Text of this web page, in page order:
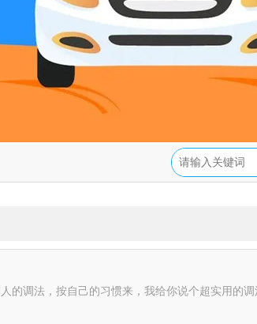
调法，按自己的习惯来，我给你说个超实用的